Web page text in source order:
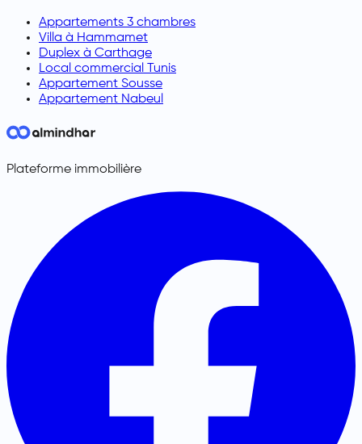
Appartements 3 chambres
Villa à Hammamet
Duplex à Carthage
Local commercial Tunis
Appartement Sousse
Appartement Nabeul
Plateforme immobilière